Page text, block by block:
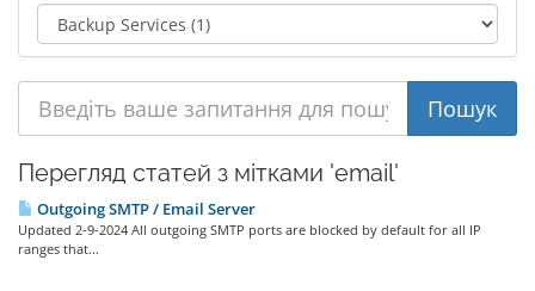
Перегляд статей з мітками 'email'
Outgoing SMTP / Email Server
Updated 2-9-2024 All outgoing SMTP ports are blocked by default for all IP
ranges that...